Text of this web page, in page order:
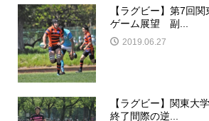
【ラグビー】第7回
ゲーム展望 副...
2019.06.27
【ラグビー】関東大
終了間際の逆...